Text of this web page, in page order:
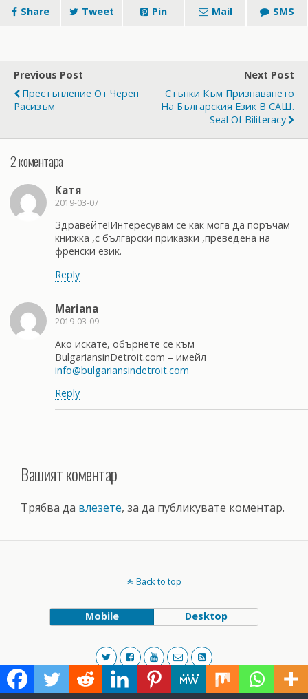
Share Tweet Pin Mail SMS
Previous Post
Престъпление От Черен
Расизъм
Next Post
Стъпки Към Признаването
На Българския Език В САЩ.
Seal Of Biliteracy
2 коментара
Катя
2019-03-07
Здравейте!Интересувам се как мога да поръчам
книжка ,с български приказки ,преведена на
френски език.
Reply
Mariana
2019-03-09
Ако искате, обърнете се към
BulgariansinDetroit.com – имейл
info@bulgariansindetroit.com
Reply
Вашият коментар
Трябва да влезете, за да публикувате коментар.
Back to top
Mobile Desktop